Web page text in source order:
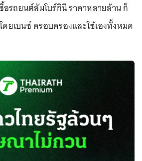
รถยนต์ลัมโบร์กินี ราคาหลายล้าน ก็
ดยเบนซ์ ครอบครองและใช้เองทั้งหมด